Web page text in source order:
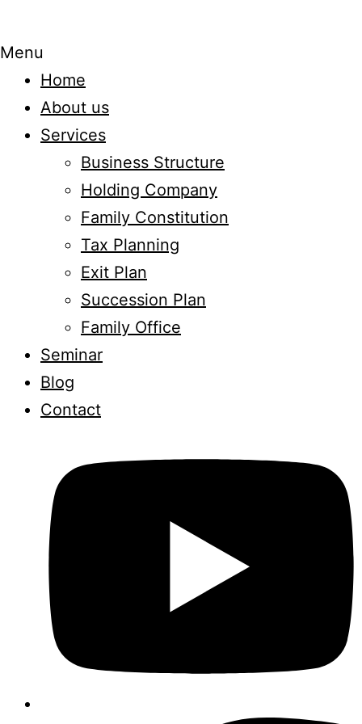
Menu
Home
About us
Services
Business Structure
Holding Company
Family Constitution
Tax Planning
Exit Plan
Succession Plan
Family Office
Seminar
Blog
Contact